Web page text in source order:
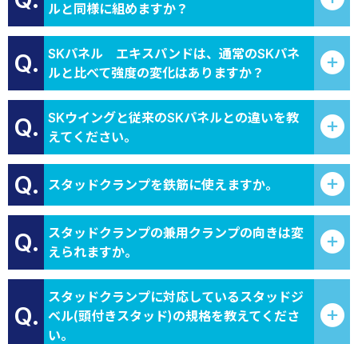
ルと同様に組めますか？
Q.
SKパネル エキスパンドは、通常のSKパネ
ルと比べて強度の変化はありますか？
Q.
SKウイングと従来のSKパネルとの違いを教
えてください。
Q. スタッドクランプを鉄筋に使えますか。
Q.
スタッドクランプの兼用クランプの向きは変
えられますか。
Q.
スタッドクランプに対応しているスタッドジ
ベル(頭付きスタッド)の規格を教えてくださ
い。